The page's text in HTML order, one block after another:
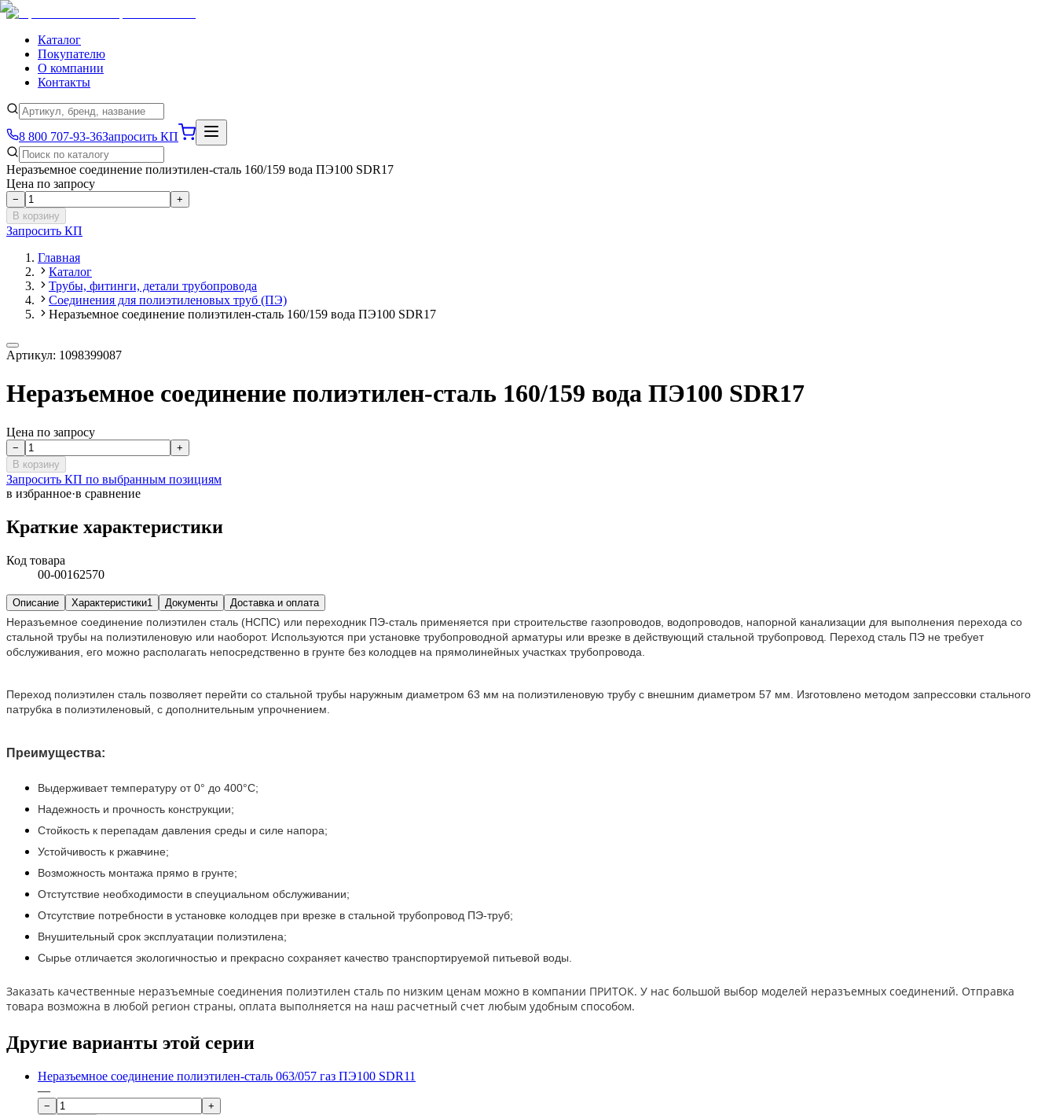
Каталог
Покупателю
О компании
Контакты
8 800 707-93-36Запросить КП
Неразъемное соединение полиэтилен-сталь 160/159 вода ПЭ100 SDR17
Цена по запросу
−
+
В корзину
Запросить КП
Главная
Каталог
Трубы, фитинги, детали трубопровода
Соединения для полиэтиленовых труб (ПЭ)
Неразъемное соединение полиэтилен-сталь 160/159 вода ПЭ100 SDR17
Артикул: 1098399087
Неразъемное соединение полиэтилен-сталь 160/159 вода ПЭ100 SDR17
Цена по запросу
−
+
В корзину
Запросить КП по выбранным позициям
в избранное·в сравнение
Краткие характеристики
Код товара
00-00162570
Описание Характеристики1 Документы Доставка и оплата
Неразъемное соединение полиэтилен сталь (НСПС) или переходник ПЭ-сталь применяется при строительстве газопроводов, водопроводов, напорной канализации для выполнения перехода со
стальной трубы на полиэтиленовую или наоборот. Используются при установке трубопроводной арматуры или врезке в действующий стальной трубопровод. Переход сталь ПЭ не требует
обслуживания, его можно располагать непосредственно в грунте без колодцев на прямолинейных участках трубопровода.
Переход полиэтилен сталь позволяет перейти со стальной трубы наружным диаметром 63 мм на полиэтиленовую трубу с внешним диаметром 57 мм. Изготовлено методом запрессовки стального
патрубка в полиэтиленовый, с дополнительным упрочнением.
Преимущества:
Выдерживает температуру от 0° до 400°С;
Надежность и прочность конструкции;
Стойкость к перепадам давления среды и силе напора;
Устойчивость к ржавчине;
Возможность монтажа прямо в грунте;
Отстутствие необходимости в спеуциальном обслуживании;
Отсутствие потребности в установке колодцев при врезке в стальной трубопровод ПЭ-труб;
Внушительный срок эксплуатации полиэтилена;
Сырье отличается экологичностью и прекрасно сохраняет качество транспортируемой питьевой воды.
Заказать качественные неразъемные соединения полиэтилен сталь по низким ценам можно в компании ПРИТОК. У нас большой выбор моделей неразъемных соединений. Отправка
товара возможна в любой регион страны, оплата выполняется на наш расчетный счет любым удобным способом.
Другие варианты этой серии
Неразъемное соединение полиэтилен-сталь 063/057 газ ПЭ100 SDR11
—
−
+